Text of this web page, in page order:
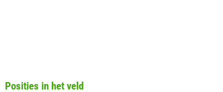
Posities in het veld